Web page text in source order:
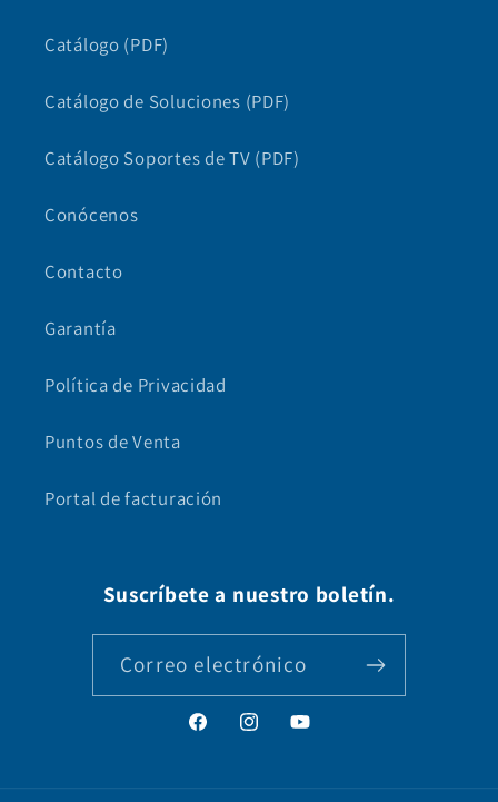
Catálogo (PDF)
Catálogo de Soluciones (PDF)
Catálogo Soportes de TV (PDF)
Conócenos
Contacto
Garantía
Política de Privacidad
Puntos de Venta
Portal de facturación
Suscríbete a nuestro boletín.
Correo electrónico
FacebookInstagramYouTube